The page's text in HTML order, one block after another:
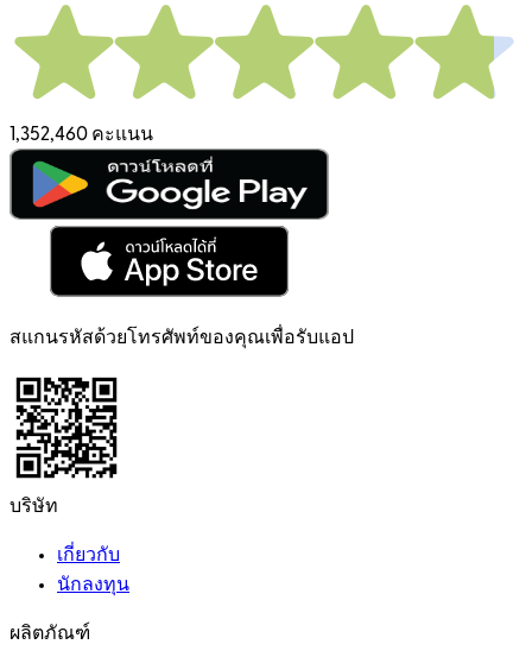
1,352,460 คะแนน
สแกนรหัสด้วยโทรศัพท์ของคุณเพื่อรับแอป
บริษัท
เกี่ยวกับ
นักลงทุน
ผลิตภัณฑ์